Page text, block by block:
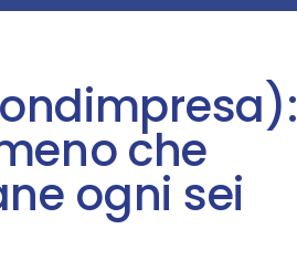
che
ogni sei